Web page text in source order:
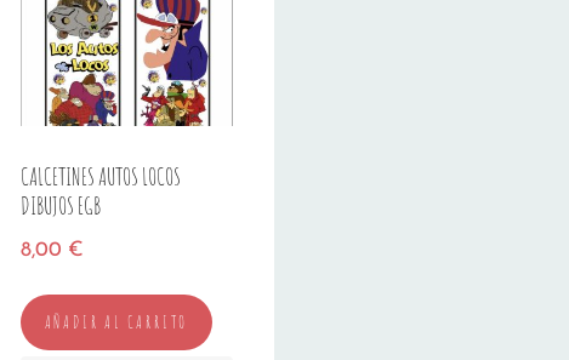
CALCETINES AUTOS LOCOS
DIBUJOS EGB
8,00 €
AÑADIR AL CARRITO